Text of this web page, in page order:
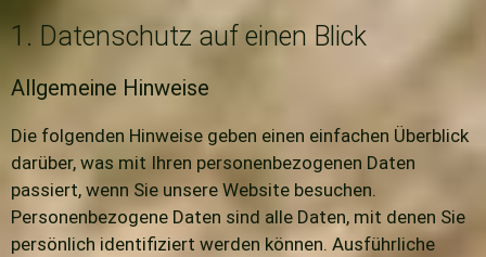
1. Datenschutz auf einen Blick
Allgemeine Hinweise
Die folgenden Hinweise geben einen einfachen Überblick
darüber, was mit Ihren personenbezogenen Daten
passiert, wenn Sie unsere Website besuchen.
Personenbezogene Daten sind alle Daten, mit denen Sie
persönlich identifiziert werden können. Ausführliche